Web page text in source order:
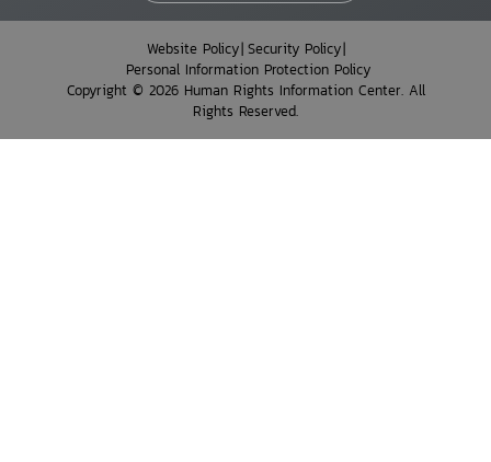
Website Policy Security Policy
Personal Information Protection Policy
Copyright © 2026 Human Rights Information Center. All
Rights Reserved.